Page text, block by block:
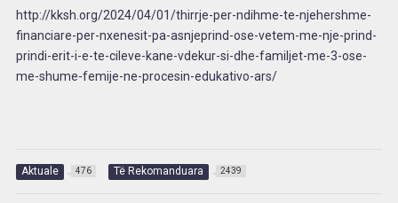
http://kksh.org/2024/04/01/thirrje-per-ndihme-te-njehershme-
financiare-per-nxenesit-pa-asnjeprind-ose-vetem-me-nje-prind-
prindi-erit-i-e-te-cileve-kane-vdekur-si-dhe-familjet-me-3-ose-
me-shume-femije-ne-procesin-edukativo-ars/
Aktuale 476 Të Rekomanduara 2439